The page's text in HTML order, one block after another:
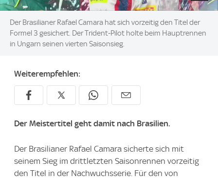
Der Brasilianer Rafael Camara hat sich vorzeitig den Titel der
Formel 3 gesichert. Der Trident-Pilot holte beim Hauptrennen
in Ungarn seinen vierten Saisonsieg.
Weiterempfehlen:
Der Meistertitel geht damit nach Brasilien.
Der Brasilianer Rafael Camara sicherte sich mit
seinem Sieg im drittletzten Saisonrennen vorzeitig
den Titel in der Nachwuchsserie. Für den von